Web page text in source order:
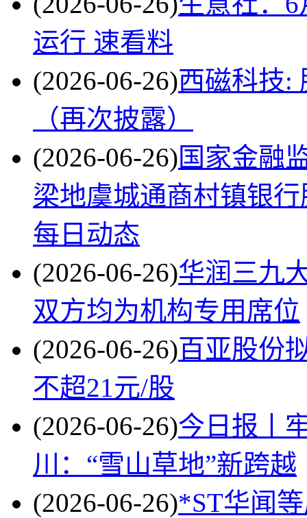
运行 速看料
(2026-06-26)西磁科技:
（再次披露）
(2026-06-26)国家金融
梁地虞城通商村镇银
每日动态
(2026-06-26)华润三九
双方均为机构专用席位
(2026-06-26)百亚股份
不超21元/股
(2026-06-26)今日报丨
川：“雪山草地”新跨越
(2026-06-26)*ST华闻